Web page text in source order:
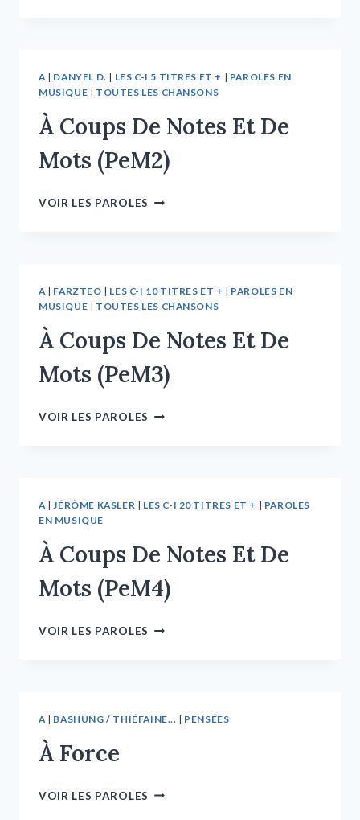
A| DANYEL D. | LES C-I 5 TITRES ET + | PAROLES EN
MUSIQUE | TOUTES LES CHANSONS
À Coups De Notes Et De
Mots (PeM2)
VOIR LES PAROLES
A| FARZTEO | LES C-I 10 TITRES ET + | PAROLES EN
MUSIQUE | TOUTES LES CHANSONS
À Coups De Notes Et De
Mots (PeM3)
VOIR LES PAROLES
A | JÉRÔME KASLER | LES C-I 20 TITRES ET + | PAROLES
EN MUSIQUE
À Coups De Notes Et De
Mots (PeM4)
VOIR LES PAROLES
A | BASHUNG / THIÉFAINE... | PENSÉES
À Force
VOIR LES PAROLES